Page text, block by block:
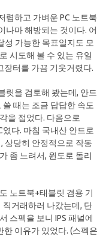
렴하고 가벼운 PC 노트북
나마 해방되는 것이다. 어
성 가능한 목표일지도 모
시도해 볼 수 있는 유일
장터를 가끔 기웃거렸다.
릿을 검토해 봤는데, 안드
때는 조금 답답한 속도
을 접었다. 다음으로
다. 마침 국내산 안드로
상당히 안정적으로 작동
좀 느려서, 윈도로 돌리
노트북+태블릿 겸용 기
직거래하러 나갔는데, 단
스펙을 보니 IPS 패널에
한 이유가 있었다. (스펙은